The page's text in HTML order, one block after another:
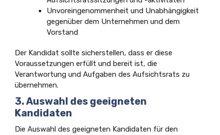
Unvoreingenommenheit und Unabhängigkeit
gegenüber dem Unternehmen und dem
Vorstand
Der Kandidat sollte sicherstellen, dass er diese
Voraussetzungen erfüllt und bereit ist, die
Verantwortung und Aufgaben des Aufsichtsrats zu
übernehmen.
3. Auswahl des geeigneten
Kandidaten
Die Auswahl des geeigneten Kandidaten für den